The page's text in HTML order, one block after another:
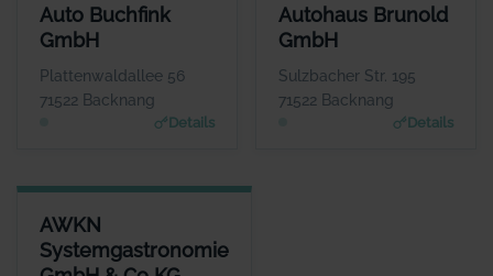
Auto Buchfink
GmbH
Plattenwaldallee 56
71522 Backnang
Details
AUTO BUCHFINK GMBH
ANSPRECHPARTNER
Herr Lothar Buchfink
WEBSITE
www.auto-buchfink.de
Autohaus Brunold
GmbH
Sulzbacher Str. 195
71522 Backnang
Details
AUTOHAUS BRUNOLD GMBH
Herr Günther Uhrich
www.brunold.de
AWKN
Systemgastronomie
AWKN SYSTEMGASTRONOMIE GMBH & CO KG
ANSPRECHPARTNER
Herr Hrisowalantis Betikis